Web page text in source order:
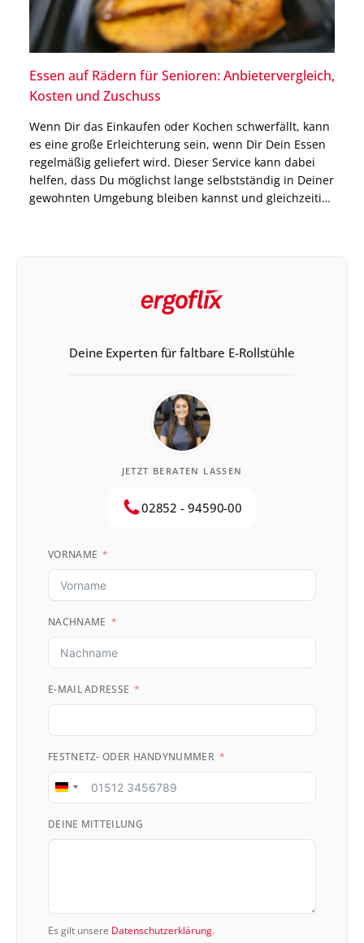
Essen auf Rädern für Senioren: Anbietervergleich,
Kosten und Zuschuss
Wenn Dir das Einkaufen oder Kochen schwerfällt, kann
es eine große Erleichterung sein, wenn Dir Dein Essen
regelmäßig geliefert wird. Dieser Service kann dabei
helfen, dass Du möglichst lange selbstständig in Deiner
gewohnten Umgebung bleiben kannst und gleichzeitig
Deine Experten für faltbare E-Rollstühle
JETZT BERATEN LASSEN
02852 - 94590-00
VORNAME
NACHNAME
E-MAIL ADRESSE
FESTNETZ- ODER HANDYNUMMER
Germany
DEINE MITTEILUNG
Es gilt unsere Datenschutzerklärung.